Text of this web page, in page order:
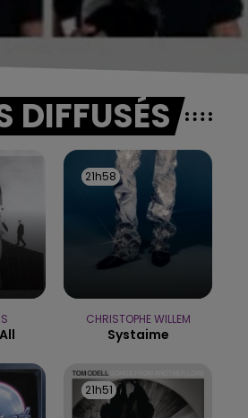
- 20h00
CHAMPAGNE FM
DIFFUSÉS
21h58
21h58
CHRISTOPHE WILLEM
Systaime
21h51
21h51